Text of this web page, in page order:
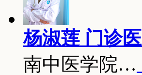
杨淑莲 门诊医
南中医学院…